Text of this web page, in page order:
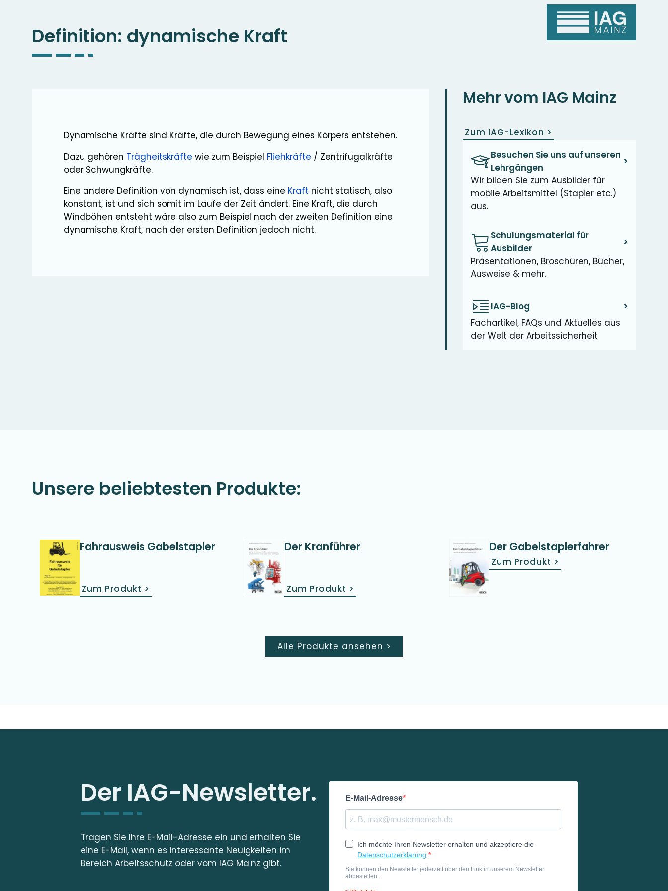
Definition: dynamische Kraft
Dynamische Kräfte sind Kräfte, die durch Bewegung eines Körpers entstehen.
Dazu gehören Trägheitskräfte wie zum Beispiel Fliehkräfte / Zentrifugalkräfte
oder Schwungkräfte.
Eine andere Definition von dynamisch ist, dass eine Kraft nicht statisch, also
konstant, ist und sich somit im Laufe der Zeit ändert. Eine Kraft, die durch
Windböhen entsteht wäre also zum Beispiel nach der zweiten Definition eine
dynamische Kraft, nach der ersten Definition jedoch nicht.
Mehr vom IAG Mainz
Zum IAG-Lexikon >
Besuchen Sie uns auf unseren
Lehrgängen
>
Wir bilden Sie zum Ausbilder für
mobile Arbeitsmittel (Stapler etc.)
aus.
Schulungsmaterial für
Ausbilder
>
Präsentationen, Broschüren, Bücher,
Ausweise & mehr.
IAG-Blog
>
Fachartikel, FAQs und Aktuelles aus
der Welt der Arbeitssicherheit
Unsere beliebtesten Produkte:
Fahrausweis Gabelstapler
Zum Produkt >
Der Kranführer
Zum Produkt >
Der Gabelstaplerfahrer
Zum Produkt >
Alle Produkte ansehen >
Der IAG-Newsletter.
Tragen Sie Ihre E-Mail-Adresse ein und erhalten Sie
eine E-Mail, wenn es interessante Neuigkeiten im
Bereich Arbeitsschutz oder vom IAG Mainz gibt.